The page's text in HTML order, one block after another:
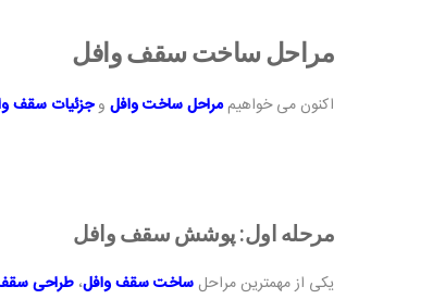
مراحل ساخت سقف وافل
اکنون می خواهیممراحل ساخت وافل وجزئیات سقف
مرحله اول: پوشش سقف وافل
یکی از مهمترین مراحل ساخت سقف وافل، طراحی